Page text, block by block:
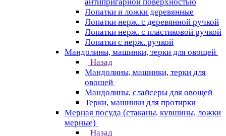
Лопатки и ложки деревянные
Лопатки нерж. с деревянной ручкой
Лопатки нерж. с пластиковой ручкой
Лопатки с нерж. ручкой
Мандолины, машинки, терки для овощей
Назад
Мандолины, машинки, терки для
овощей
Мандолины, слайсеры для овощей
Терки, машинки для протирки
Мерная посуда (стаканы, кувшины, ложки
мерные)
Назад